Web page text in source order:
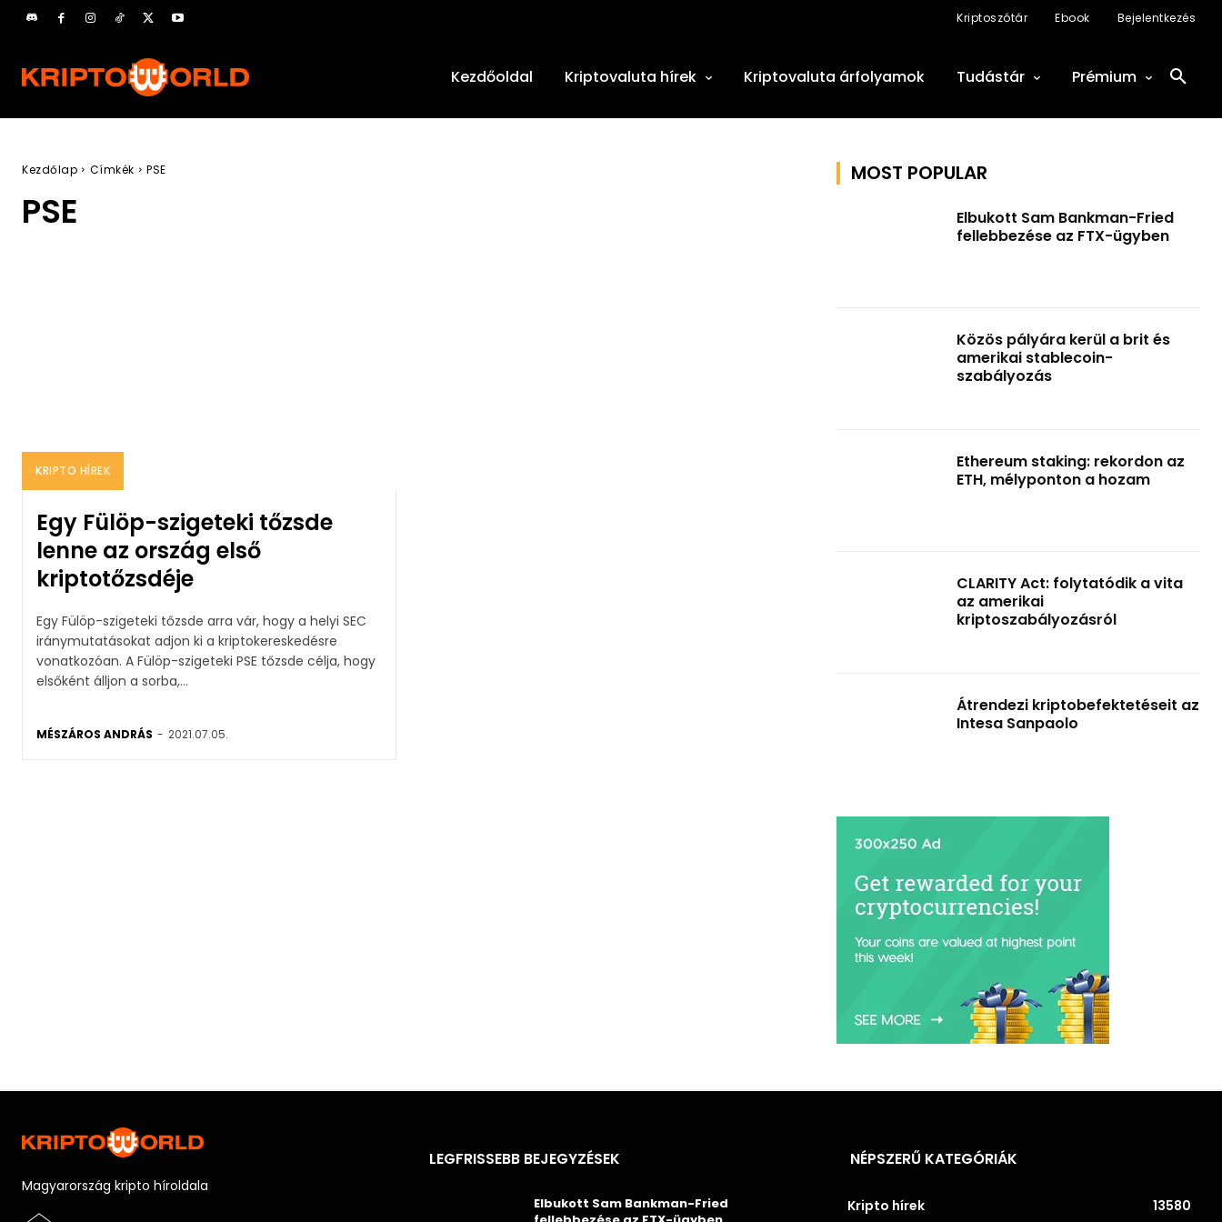
Kriptoszótár Ebook Bejelentkezés
Kezdőoldal Kriptovaluta hírek Kriptovaluta árfolyamok Tudástár Prémium
Kezdőlap Címkék PSE
PSE
KRIPTO HÍREK
Egy Fülöp-szigeteki tőzsde
lenne az ország első
kriptotőzsdéje
Egy Fülöp-szigeteki tőzsde arra vár, hogy a helyi SEC
iránymutatásokat adjon ki a kriptokereskedésre
vonatkozóan. A Fülöp-szigeteki PSE tőzsde célja, hogy
elsőként álljon a sorba,...
MÉSZÁROS ANDRÁS - 2021.07.05.
MOST POPULAR
Elbukott Sam Bankman-Fried
fellebbezése az FTX-ügyben
Közös pályára kerül a brit és
amerikai stablecoin-
szabályozás
Ethereum staking: rekordon az
ETH, mélyponton a hozam
CLARITY Act: folytatódik a vita
az amerikai
kriptoszabályozásról
Átrendezi kriptobefektetéseit az
Intesa Sanpaolo
Magyarország kripto híroldala
LEGFRISSEBB BEJEGYZÉSEK
Elbukott Sam Bankman-Fried
NÉPSZERŰ KATEGÓRIÁK
Kripto hírek 13580